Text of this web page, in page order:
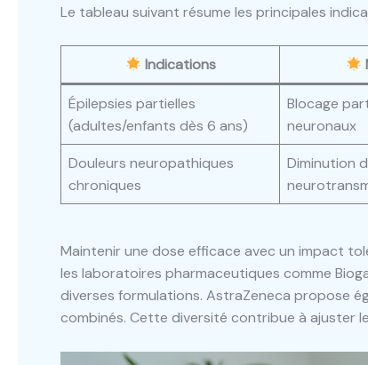
Le tableau suivant résume les principales
Indications
Épilepsies partielles
(adultes/enfants dès 6 ans)
Blocage
neuronaux
Douleurs neuropathiques
chroniques
Diminution
Maintenir une dose efficace avec un impact
les laboratoires pharmaceutiques comme
diverses formulations. AstraZeneca propose
combinés. Cette diversité contribue à ajuster